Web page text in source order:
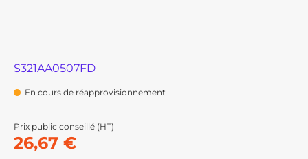
S321AA0507FD
En cours de réapprovisionnement
Prix public conseillé (HT)
26,67 €